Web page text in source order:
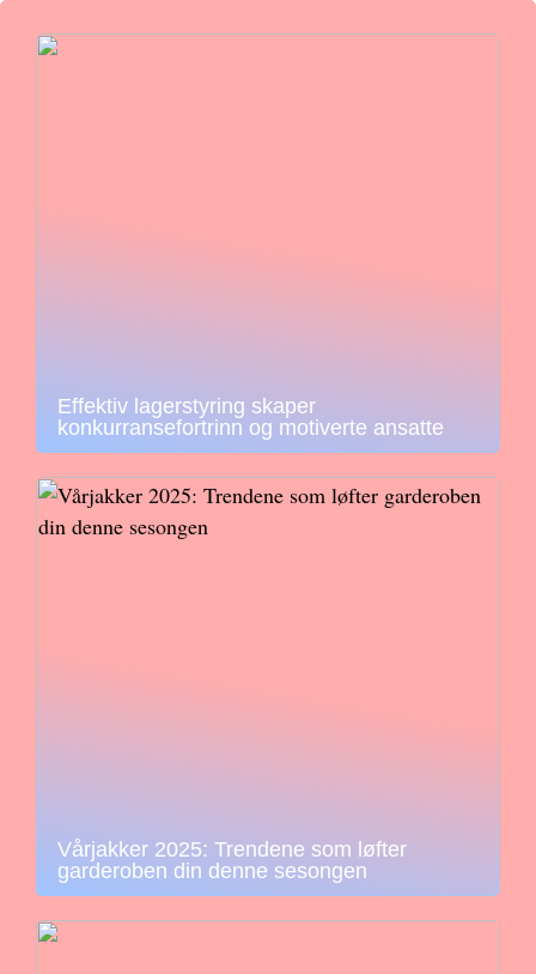
Effektiv lagerstyring skaper
konkurransefortrinn og motiverte ansatte
Vårjakker 2025: Trendene som løfter
garderoben din denne sesongen